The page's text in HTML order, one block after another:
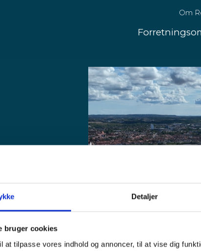
Detaljer
bruger cookies
at tilpasse vores indhold og annoncer, til at vise dig
Om
den